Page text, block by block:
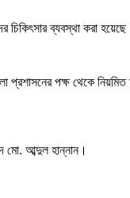
চিকিৎসার ব্যবস্থা করা
প্রশাসনের পক্ষ থেকে
মো. আব্দুল হান্নান।